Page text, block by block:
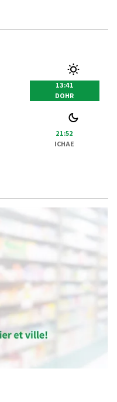
13:41
DOHR
21:52
ICHAE